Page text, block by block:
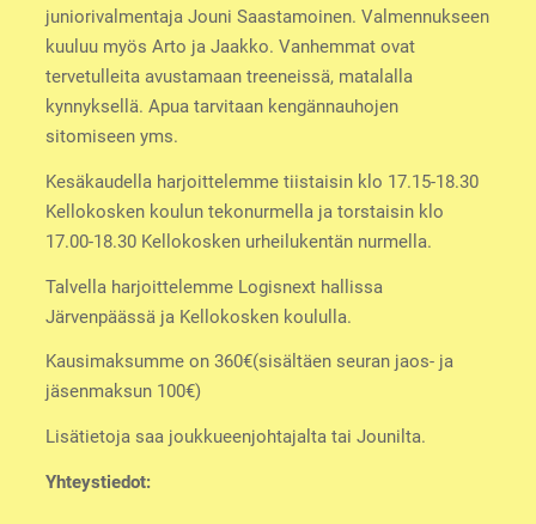
juniorivalmentaja Jouni Saastamoinen. Valmennukseen
kuuluu myös Arto ja Jaakko. Vanhemmat ovat
tervetulleita avustamaan treeneissä, matalalla
kynnyksellä. Apua tarvitaan kengännauhojen
sitomiseen yms.
Kesäkaudella harjoittelemme tiistaisin klo 17.15-18.30
Kellokosken koulun tekonurmella ja torstaisin klo
17.00-18.30 Kellokosken urheilukentän nurmella.
Talvella harjoittelemme Logisnext hallissa
Järvenpäässä ja Kellokosken koululla.
Kausimaksumme on 360€(sisältäen seuran jaos- ja
jäsenmaksun 100€)
Lisätietoja saa joukkueenjohtajalta tai Jounilta.
Yhteystiedot: